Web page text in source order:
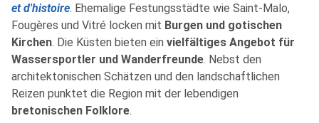
et d'histoire. Ehemalige Festungsstädte wie Saint-Malo,
Fougères und Vitré locken mit Burgen und gotischen
Kirchen. Die Küsten bieten ein vielfältiges Angebot für
Wassersportler und Wanderfreunde. Nebst den
architektonischen Schätzen und den landschaftlichen
Reizen punktet die Region mit der lebendigen
bretonischen Folklore.